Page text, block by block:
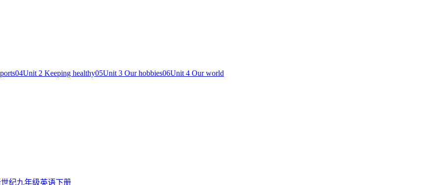
04Unit 2 Keeping healthy05Unit 3 Our hobbies06Unit 4 Our world
纪九年级英语下册